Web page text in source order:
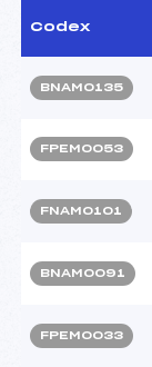
Codex
BNAM0135
FPEM0053
FNAM0101
BNAM0091
FPEM0033